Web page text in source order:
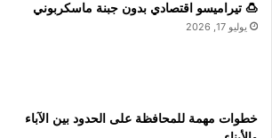
🍮 تيراميسو اقتصادي بدون جبنة ماسكربوني
يوليو 17, 2026
خطوات مهمة للمحافظة على الحدود بين الآباء